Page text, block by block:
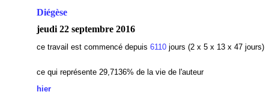
Diégèse
jeudi 22 septembre 2016
ce travail est commencé depuis 6110jours (2 x 5 x 13 x 47 jours)
ce qui représente 29,7136% de la vie de l'auteur
hier